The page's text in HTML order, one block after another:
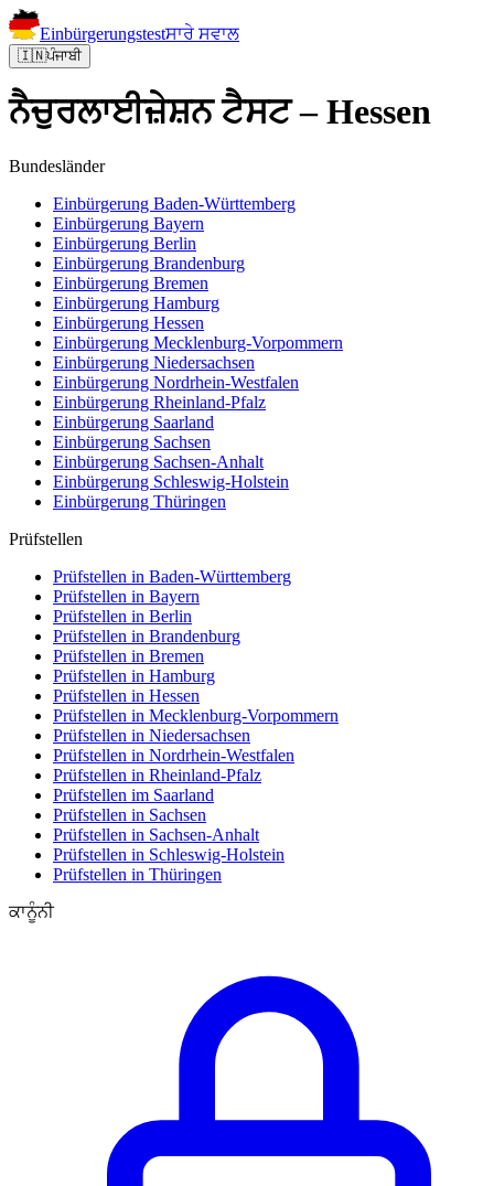
Einbürgerungstestਸਾਰੇ ਸਵਾਲ
🇮🇳ਪੰਜਾਬੀ
ਨੈਚੁਰਲਾਈਜ਼ੇਸ਼ਨ ਟੈਸਟ – Hessen
Bundesländer
Einbürgerung Baden-Württemberg
Einbürgerung Bayern
Einbürgerung Berlin
Einbürgerung Brandenburg
Einbürgerung Bremen
Einbürgerung Hamburg
Einbürgerung Hessen
Einbürgerung Mecklenburg-Vorpommern
Einbürgerung Niedersachsen
Einbürgerung Nordrhein-Westfalen
Einbürgerung Rheinland-Pfalz
Einbürgerung Saarland
Einbürgerung Sachsen
Einbürgerung Sachsen-Anhalt
Einbürgerung Schleswig-Holstein
Einbürgerung Thüringen
Prüfstellen
Prüfstellen in Baden-Württemberg
Prüfstellen in Bayern
Prüfstellen in Berlin
Prüfstellen in Brandenburg
Prüfstellen in Bremen
Prüfstellen in Hamburg
Prüfstellen in Hessen
Prüfstellen in Mecklenburg-Vorpommern
Prüfstellen in Niedersachsen
Prüfstellen in Nordrhein-Westfalen
Prüfstellen in Rheinland-Pfalz
Prüfstellen im Saarland
Prüfstellen in Sachsen
Prüfstellen in Sachsen-Anhalt
Prüfstellen in Schleswig-Holstein
Prüfstellen in Thüringen
ਕਾਨੂੰਨੀ